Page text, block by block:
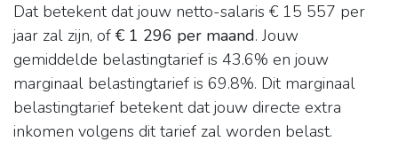
Dat betekent dat jouw netto-salaris € 15 557 per
jaar zal zijn, of € 1 296 per maand. Jouw
gemiddelde belastingtarief is 43.6% en jouw
marginaal belastingtarief is 69.8%. Dit marginaal
belastingtarief betekent dat jouw directe extra
inkomen volgens dit tarief zal worden belast.